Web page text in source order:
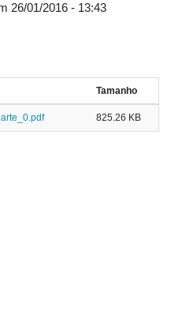
26/01/2016 - 13:43
Tamanho
825.26 KB